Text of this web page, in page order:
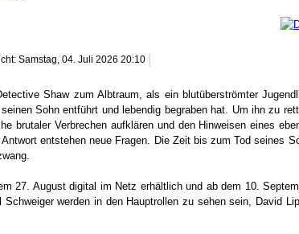
Samstag, 04. Juli 2026 20:10
Shaw zum Albtraum, als ein blutüberströmter
Sohn entführt und lebendig begraben hat. Um ihn zu
brutaler Verbrechen aufklären und den Hinweisen eines
entstehen neue Fragen. Die Zeit bis zum Tod seines
27. August digital im Netz erhältlich und ab dem 10.
werden in den Hauptrollen zu sehen sein, David